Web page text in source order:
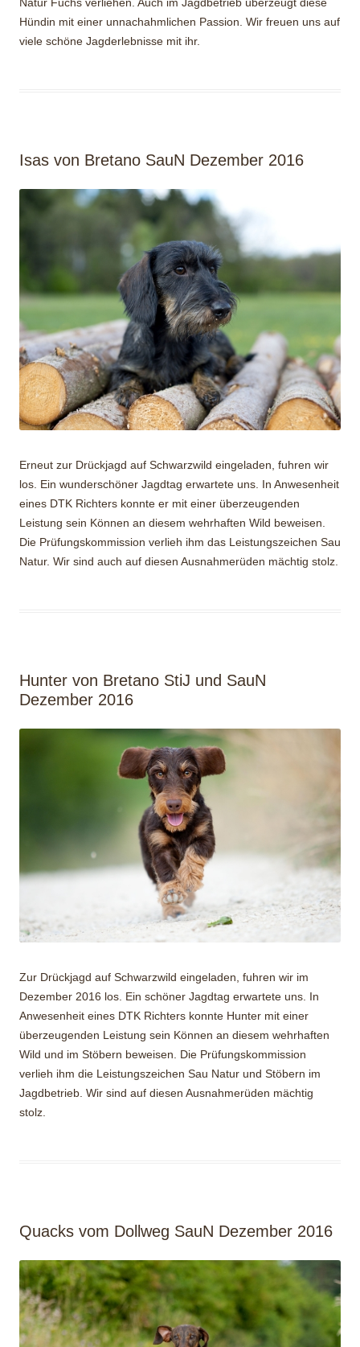
Natur Fuchs verliehen. Auch im Jagdbetrieb überzeugt diese
Hündin mit einer unnachahmlichen Passion. Wir freuen uns auf
viele schöne Jagderlebnisse mit ihr.
Isas von Bretano SauN Dezember 2016
Erneut zur Drückjagd auf Schwarzwild eingeladen, fuhren wir
los. Ein wunderschöner Jagdtag erwartete uns. In Anwesenheit
eines DTK Richters konnte er mit einer überzeugenden
Leistung sein Können an diesem wehrhaften Wild beweisen.
Die Prüfungskommission verlieh ihm das Leistungszeichen Sau
Natur. Wir sind auch auf diesen Ausnahmerüden mächtig stolz.
Hunter von Bretano StiJ und SauN
Dezember 2016
Zur Drückjagd auf Schwarzwild eingeladen, fuhren wir im
Dezember 2016 los. Ein schöner Jagdtag erwartete uns. In
Anwesenheit eines DTK Richters konnte Hunter mit einer
überzeugenden Leistung sein Können an diesem wehrhaften
Wild und im Stöbern beweisen. Die Prüfungskommission
verlieh ihm die Leistungszeichen Sau Natur und Stöbern im
Jagdbetrieb. Wir sind auf diesen Ausnahmerüden mächtig
stolz.
Quacks vom Dollweg SauN Dezember 2016